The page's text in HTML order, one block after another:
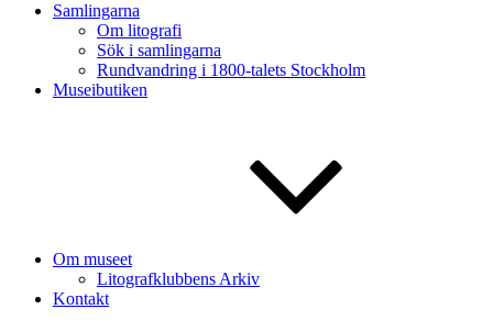
Samlingarna
Om litografi
Sök i samlingarna
Rundvandring i 1800-talets Stockholm
Museibutiken
Om museet
Litografklubbens Arkiv
Kontakt